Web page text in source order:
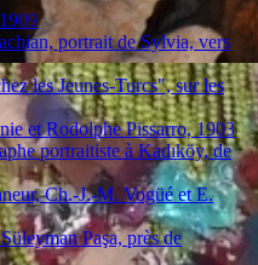
portrait de Sylvia, vers
les Jeunes-Turcs", sur les
et Rodolphe Pissarro, 1903
portraitiste à Kadıköy, de
Ch.-J.-M. Vogüé et E.
Paşa, près de